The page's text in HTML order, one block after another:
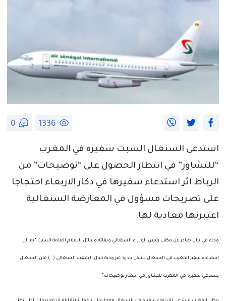
1336
0
استدعى السنغال السبت سفيره في المغرب
“للتشاور” في انتظار الحصول على “توضيحات” من
الرباط اثر استدعاء سفيرها في دكار الاربعاء احتجاجا
على تصريحات مسؤول في المعارضة السنغالية
اعتبرتها معادية لها.
وجاء في بيان صادر عن مكتب رئيس الوزراء السنغالي ونقلته وسائل الاعلام العامة السبت “بما ان
استدعاء سفير المغرب في السنغال يشكل بادرة غير ودية حيال الشعب السنغالي (..) فان السنغال
يستدعي سفيره في المغرب للتشاور في انتظار توضيحات”.